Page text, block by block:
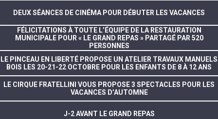
DEUX SÉANCES DE CINÉMA POUR DÉBUTER LES VACANCES
FÉLICITATIONS À TOUTE L’ÉQUIPE DE LA RESTAURATION
MUNICIPALE POUR « LE GRAND REPAS » PARTAGÉ PAR 520
PERSONNES
LE PINCEAU EN LIBERTÉ PROPOSE UN ATELIER TRAVAUX MANUELS
BOIS LES 20-21-22 OCTOBRE POUR LES ENFANTS DE 8 À 12 ANS
LE CIRQUE FRATELLINI VOUS PROPOSE 3 SPECTACLES POUR LES
VACANCES D’AUTOMNE
J-2 AVANT LE GRAND REPAS